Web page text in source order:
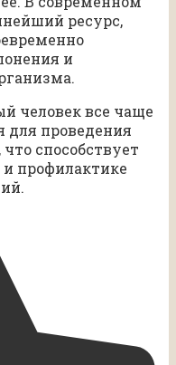
ресурс,
и
человек все чаще
проведения
способствует
профилактике